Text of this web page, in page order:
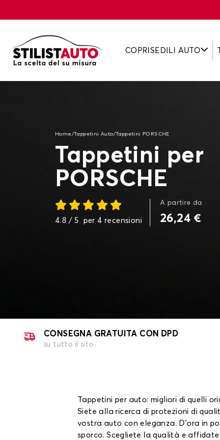
COPRISEDILI AUTO
Home /Tappetini Auto/Tappetini PORSCHE
Tappetini per
PORSCHE
4.8 / 5 per 4 recensioni
A partire da
26,24 €
CONSEGNA GRATUITA CON DPD
su tutto il sito
Tappetini per auto: migliori di quelli
Siete alla ricerca di protezioni di
vostra auto con eleganza. D'ora in
sporco. Scegliete la qualità e